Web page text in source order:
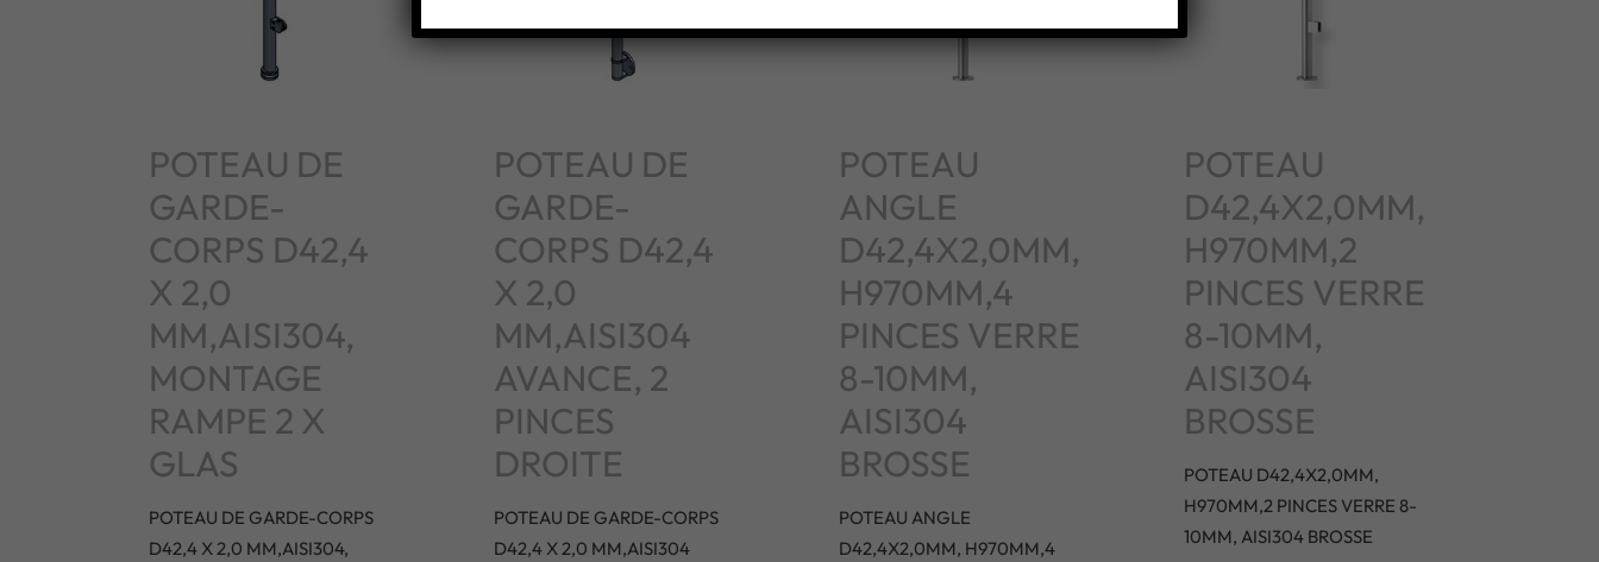
POTEAU DE
GARDE-
CORPS D42,4
X 2,0
MM,AISI304,
MONTAGE
RAMPE 2 X
GLAS
POTEAU DE GARDE-CORPS
D42,4 X 2,0 MM,AISI304,
POTEAU DE
GARDE-
CORPS D42,4
X 2,0
MM,AISI304
AVANCE, 2
PINCES
DROITE
POTEAU DE GARDE-CORPS
D42,4 X 2,0 MM,AISI304
POTEAU
ANGLE
D42,4X2,0MM,
H970MM,4
PINCES VERRE
8-10MM,
AISI304
BROSSE
POTEAU ANGLE
D42,4X2,0MM, H970MM,4
POTEAU
D42,4X2,0MM,
H970MM,2
PINCES VERRE
8-10MM,
AISI304
BROSSE
POTEAU D42,4X2,0MM,
H970MM,2 PINCES VERRE 8-
10MM, AISI304 BROSSE